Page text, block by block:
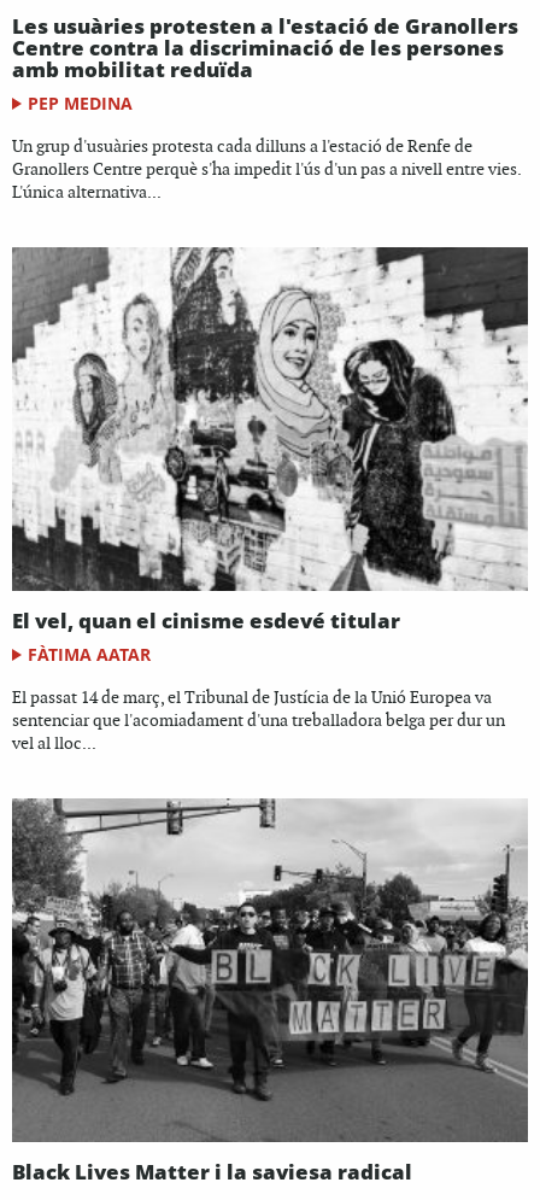
Les usuàries protesten a l'estació de Granollers
Centre contra la discriminació de les persones
amb mobilitat reduïda
PEP MEDINA
Un grup d'usuàries protesta cada dilluns a l'estació de Renfe de
Granollers Centre perquè s'ha impedit l'ús d'un pas a nivell entre vies.
L'única alternativa...
El vel, quan el cinisme esdevé titular
FÀTIMA AATAR
El passat 14 de març, el Tribunal de Justícia de la Unió Europea va
sentenciar que l'acomiadament d'una treballadora belga per dur un
vel al lloc...
Black Lives Matter i la saviesa radical